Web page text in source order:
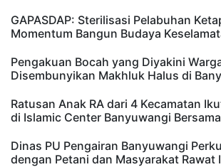
GAPASDAP: Sterilisasi Pelabuhan
Momentum Bangun Budaya
Pengakuan Bocah yang Diyakini
Disembunyikan Makhluk Halus di
Ratusan Anak RA dari 4 Kecamatan
di Islamic Center Banyuwangi
Dinas PU Pengairan Banyuwangi
dengan Petani dan Masyarakat Rawat